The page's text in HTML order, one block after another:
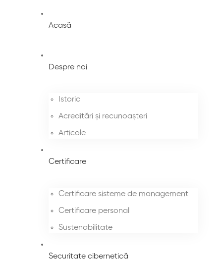
Acasă
Despre noi
Istoric
Acreditări și recunoașteri
Articole
Certificare
Certificare sisteme de management
Certificare personal
Sustenabilitate
Securitate cibernetică